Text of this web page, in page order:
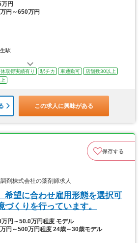
万円
円～650万円
駅
取得実績有り 駅チカ 車通勤可
店舗数30以上
この求人に興味がある
保存する
株式会社の薬剤師求人
希望に合わせ雇用形態を選択可
くりを行っています。
万円～50.0万円程度 モデル
万円～500万円程度 24歳～30歳モデル